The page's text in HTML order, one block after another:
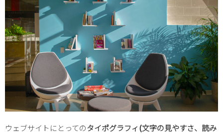
ウェブサイトにとっての タイポグラフィ(文字の見やすさ、読み